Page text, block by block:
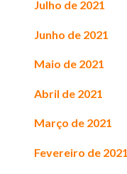
Julho de 2021
Junho de 2021
Maio de 2021
Abril de 2021
Março de 2021
Fevereiro de 2021